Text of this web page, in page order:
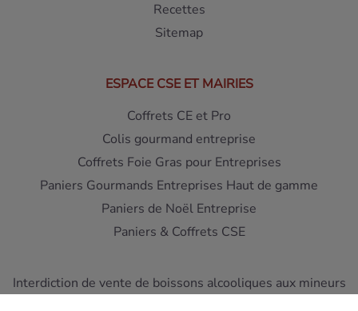
Recettes
Sitemap
ESPACE CSE ET MAIRIES
Coffrets CE et Pro
Colis gourmand entreprise
Coffrets Foie Gras pour Entreprises
Paniers Gourmands Entreprises Haut de gamme
Paniers de Noël Entreprise
Paniers & Coffrets CSE
Interdiction de vente de boissons alcooliques aux mineurs